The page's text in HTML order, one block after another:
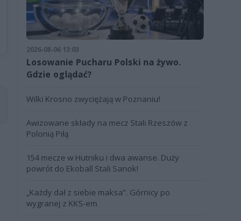
2026-08-06 13:03
Losowanie Pucharu Polski na żywo.
Gdzie oglądać?
Wilki Krosno zwyciężają w Poznaniu!
Awizowane składy na mecz Stali Rzeszów z
Polonią Piłą
154 mecze w Hutniku i dwa awanse. Duży
powrót do Ekoball Stali Sanok!
„Każdy dał z siebie maksa”. Górnicy po
wygranej z KKS-em